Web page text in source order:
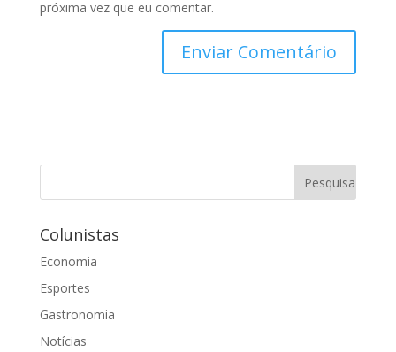
próxima vez que eu comentar.
Colunistas
Economia
Esportes
Gastronomia
Notícias